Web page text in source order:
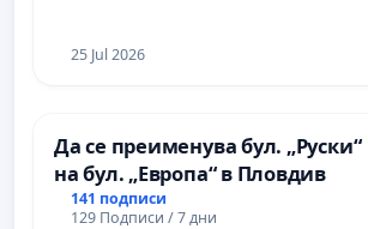
25 Jul 2026
Да се преименува бул. „Руски“
на бул. „Европа“ в Пловдив
141 подписи
129 Подписи / 7 дни